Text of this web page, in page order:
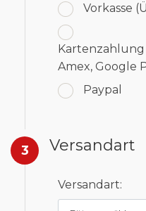
Vorkasse
Kartenzahlung
Amex, Google
Paypal
3 Versandart
Versandart: